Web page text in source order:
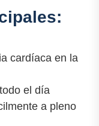
cardíaca en la
el día
a pleno